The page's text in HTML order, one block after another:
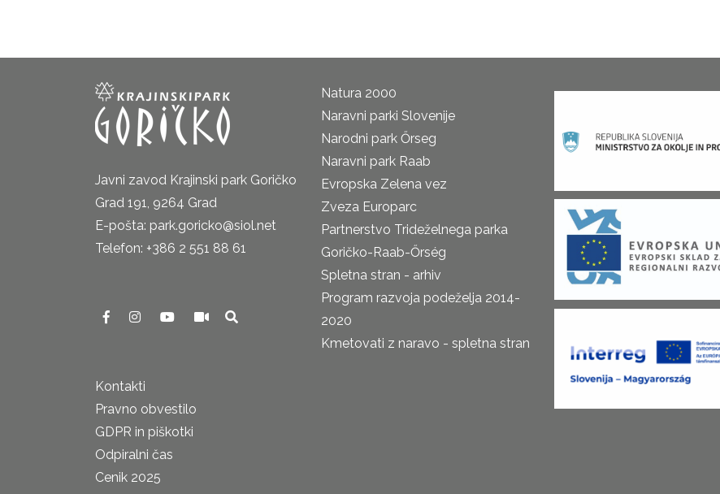
Javni zavod Krajinski park Goričko
Grad 191, 9264 Grad
E-pošta: park.goricko@siol.net
Telefon: +386 2 551 88 61
Kontakti
Pravno obvestilo
GDPR in piškotki
Odpiralni čas
Cenik 2025
Natura 2000
Naravni parki Slovenije
Narodni park Őrseg
Naravni park Raab
Evropska Zelena vez
Zveza Europarc
Partnerstvo Trideželnega parka
Goričko-Raab-Őrség
Spletna stran - arhiv
Program razvoja podeželja 2014-
2020
Kmetovati z naravo - spletna stran